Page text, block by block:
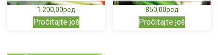
1.200,00рсд
Pročitajte još
850,00рсд
Pročitajte još